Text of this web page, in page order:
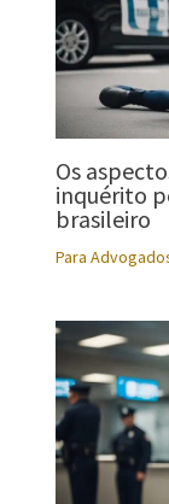
Os
inquérito
brasileiro
Para